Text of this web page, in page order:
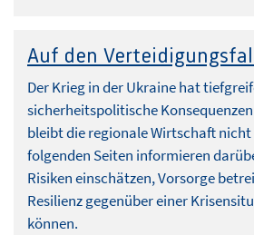
Auf den
Der Krieg in der Ukraine hat
sicherheitspolitische
bleibt die regionale Wirtschaft
folgenden Seiten informieren
Risiken einschätzen, Vorsorge
Resilienz gegenüber einer
können.